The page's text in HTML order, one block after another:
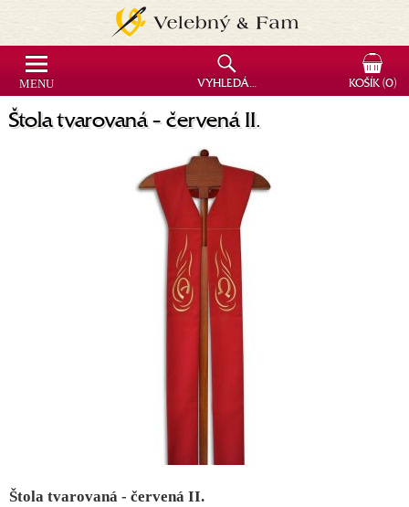
Štola tvarovaná - červená II.
Štola tvarovaná - červená II.
MENU VYHLEDÁVÁNÍ KOŠÍK(0)